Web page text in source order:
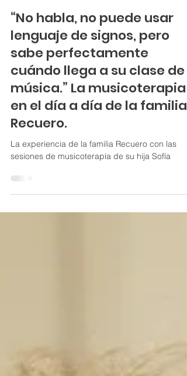
9 abr
2 min de lectura
“No habla, no puede usar
lenguaje de signos, pero
sabe perfectamente
cuándo llega a su clase de
música.” La musicoterapia
en el día a día de la familia
Recuero.
sesiones de musicoterapia de su hija Sofía